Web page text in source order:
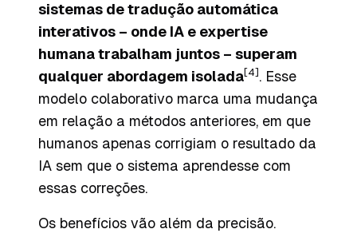
sistemas de tradução automática
interativos – onde IA e expertise
humana trabalham juntos – superam
qualquer abordagem isolada[4] . Esse
modelo colaborativo marca uma mudança
em relação a métodos anteriores, em que
humanos apenas corrigiam o resultado da
IA sem que o sistema aprendesse com
essas correções.
Os benefícios vão além da precisão.